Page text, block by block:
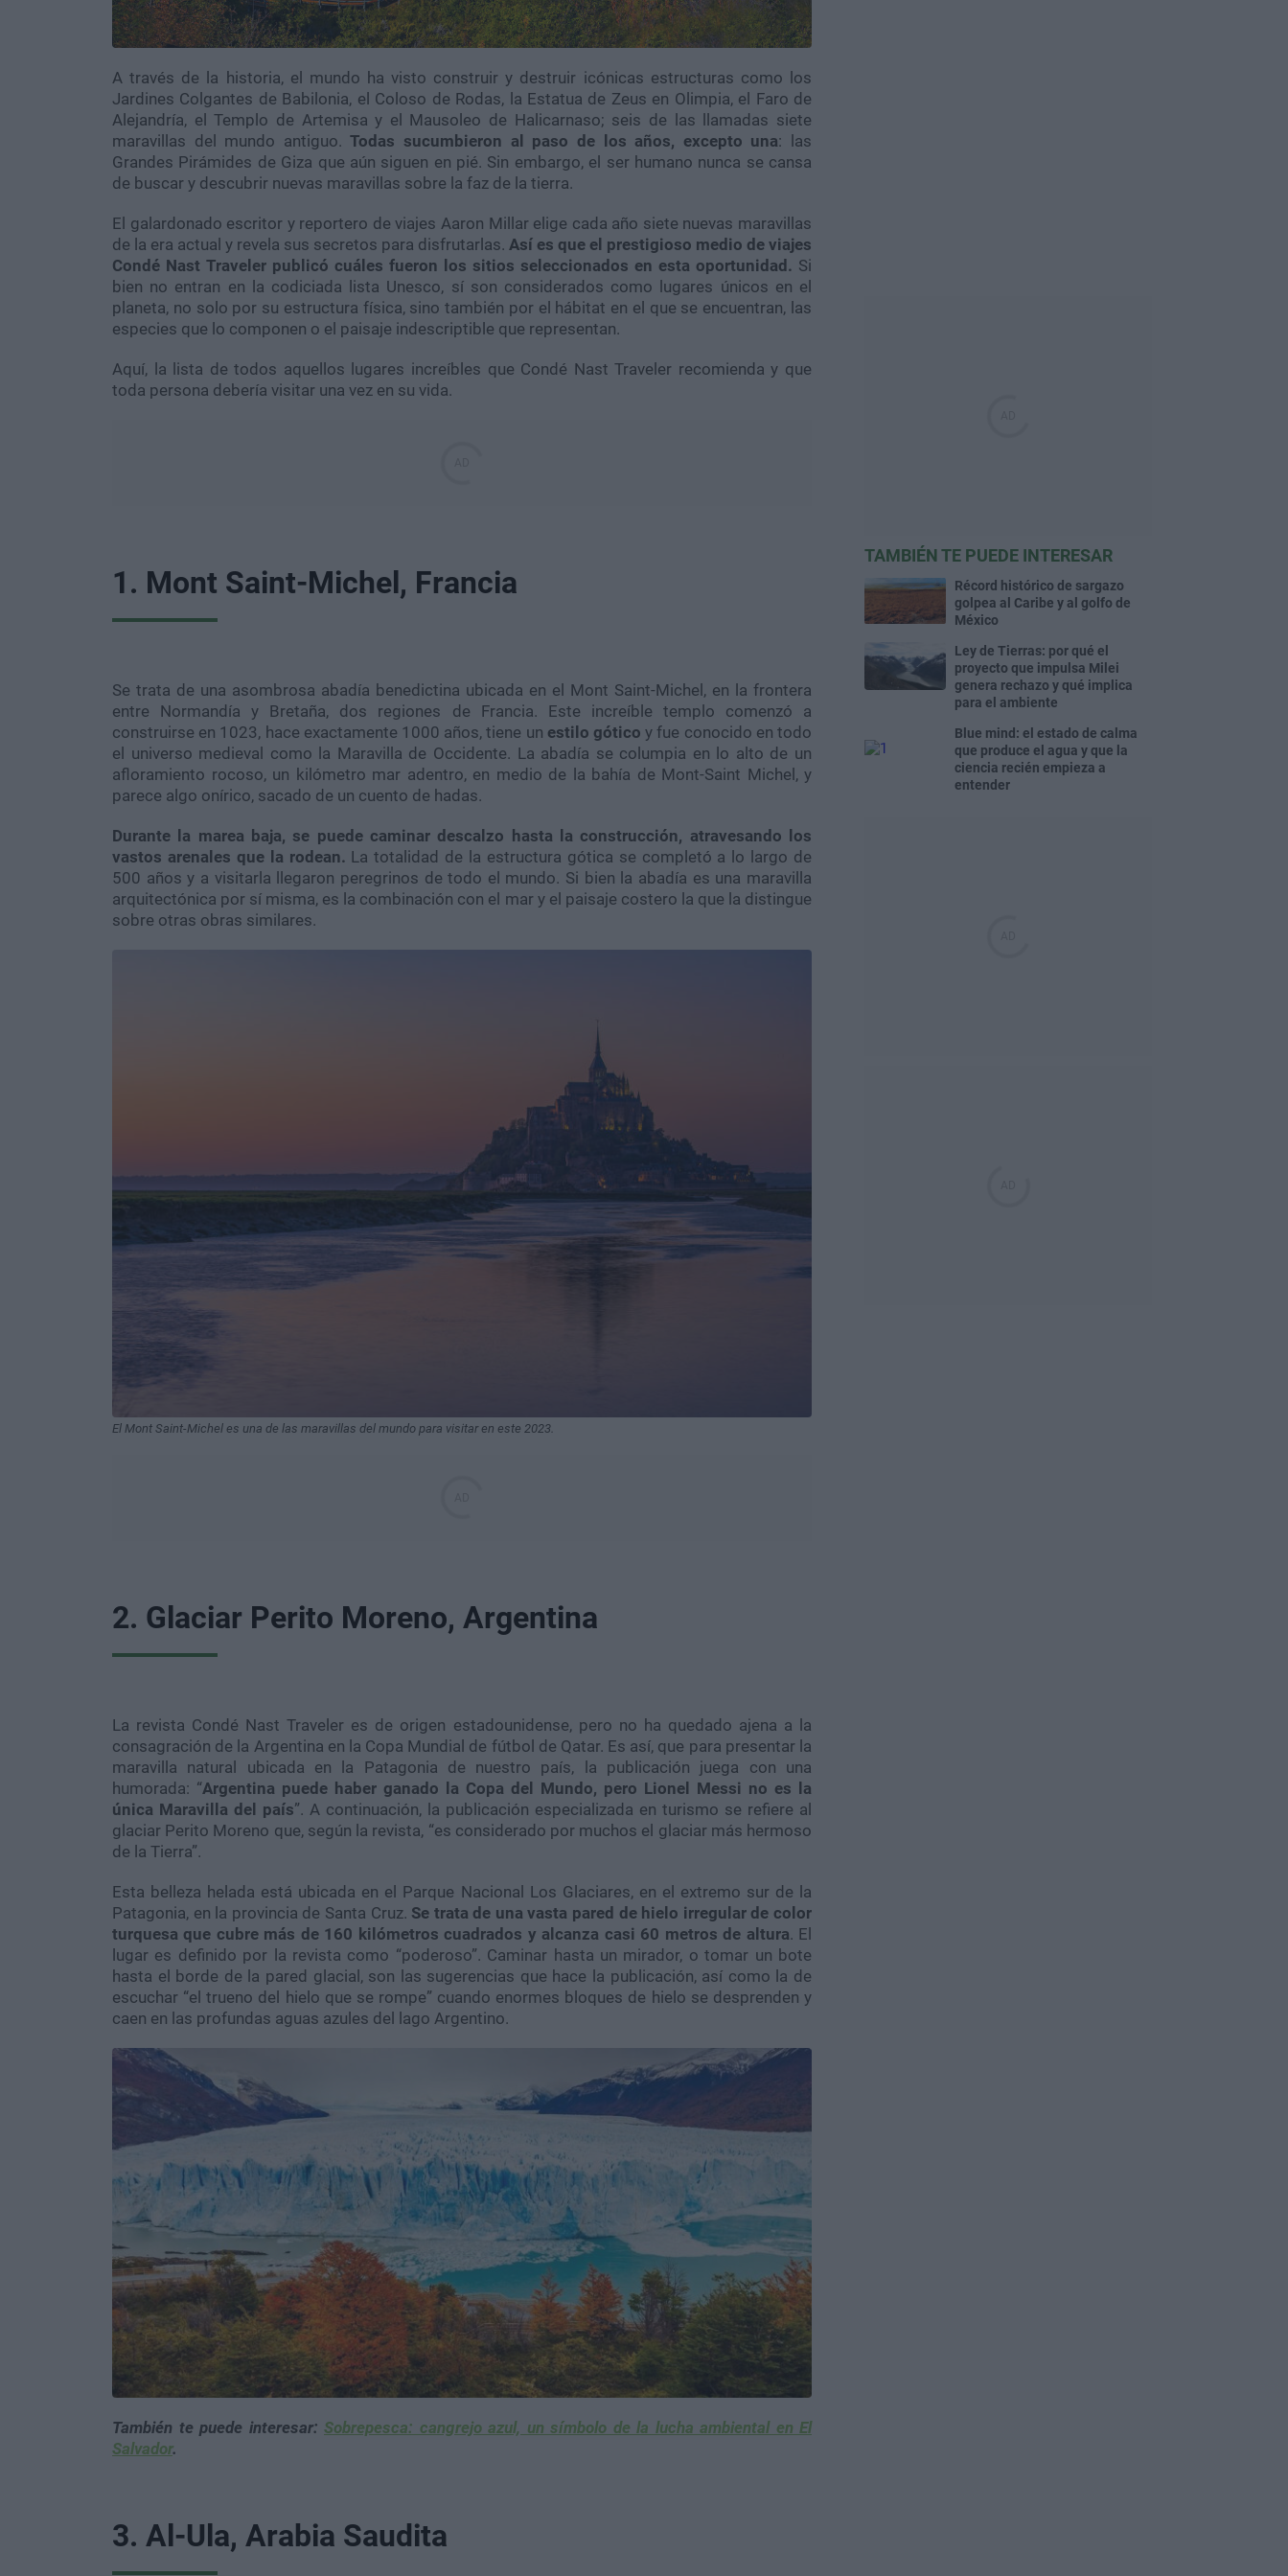
A través de la historia, el mundo ha visto construir y destruir icónicas estructuras como los
Jardines Colgantes de Babilonia, el Coloso de Rodas, la Estatua de Zeus en Olimpia, el Faro de
Alejandría, el Templo de Artemisa y el Mausoleo de Halicarnaso; seis de las llamadas siete
maravillas del mundo antiguo.Todas sucumbieron al paso de los años, excepto una: las
Grandes Pirámides de Giza que aún siguen en pié. Sin embargo, el ser humano nunca se cansa
de buscar y descubrir nuevas maravillas sobre la faz de la tierra.
El galardonado escritor y reportero de viajes Aaron Millar elige cada año siete nuevas maravillas
de la era actual y revela sus secretos para disfrutarlas. Así es que el prestigioso medio de viajes
Condé Nast Traveler publicó cuáles fueron los sitios seleccionados en esta oportunidad. Si
bien no entran en la codiciada lista Unesco, sí son considerados como lugares únicos en el
planeta, no solo por su estructura física, sino también por el hábitat en el que se encuentran, las
especies que lo componen o el paisaje indescriptible que representan.
Aquí, la lista de todos aquellos lugares increíbles que Condé Nast Traveler recomienda y que
toda persona debería visitar una vez en su vida.
1. Mont Saint-Michel, Francia
Se trata de una asombrosa abadía benedictina ubicada en el Mont Saint-Michel, en la frontera
entre Normandía y Bretaña, dos regiones de Francia. Este increíble templo comenzó a
construirse en 1023, hace exactamente 1000 años, tiene un estilo góticoy fue conocido en todo
el universo medieval como la Maravilla de Occidente. La abadía se columpia en lo alto de un
afloramiento rocoso, un kilómetro mar adentro, en medio de la bahía de Mont-Saint Michel, y
parece algo onírico, sacado de un cuento de hadas.
Durante la marea baja, se puede caminar descalzo hasta la construcción, atravesando los
vastos arenales que la rodean. La totalidad de la estructura gótica se completó a lo largo de
500 años y a visitarla llegaron peregrinos de todo el mundo. Si bien la abadía es una maravilla
arquitectónica por sí misma, es la combinación con el mar y el paisaje costero la que la distingue
sobre otras obras similares.
El Mont Saint-Michel es una de las maravillas del mundo para visitar en este 2023.
2. Glaciar Perito Moreno, Argentina
La revista Condé Nast Traveler es de origen estadounidense, pero no ha quedado ajena a la
consagración de la Argentina en la Copa Mundial de fútbol de Qatar. Es así, que para presentar la
maravilla natural ubicada en la Patagonia de nuestro país, la publicación juega con una
humorada: “Argentina puede haber ganado la Copa del Mundo, pero Lionel Messi no es la
única Maravilla del país”. A continuación, la publicación especializada en turismo se refiere al
glaciar Perito Moreno que, según la revista, “es considerado por muchos el glaciar más hermoso
de la Tierra”.
Esta belleza helada está ubicada en el Parque Nacional Los Glaciares, en el extremo sur de la
Patagonia, en la provincia de Santa Cruz. Se trata de una vasta pared de hielo irregular de color
turquesa que cubre más de 160 kilómetros cuadrados y alcanza casi 60 metros de altura. El
lugar es definido por la revista como “poderoso”. Caminar hasta un mirador, o tomar un bote
hasta el borde de la pared glacial, son las sugerencias que hace la publicación, así como la de
escuchar “el trueno del hielo que se rompe” cuando enormes bloques de hielo se desprenden y
caen en las profundas aguas azules del lago Argentino.
También te puede interesar: Sobrepesca: cangrejo azul, un símbolo de la lucha ambiental en El
Salvador.
3. Al-Ula, Arabia Saudita
TAMBIÉN TE PUEDE INTERESAR
Récord histórico de sargazo
golpea al Caribe y al golfo de
México
Ley de Tierras: por qué el
proyecto que impulsa Milei
genera rechazo y qué implica
para el ambiente
Blue mind: el estado de calma
que produce el agua y que la
ciencia recién empieza a
entender